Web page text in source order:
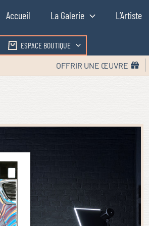
Accueil La Galerie L’Artiste
ESPACE BOUTIQUE
OFFRIR UNE ŒUVRE